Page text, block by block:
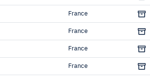
France
France
France
France